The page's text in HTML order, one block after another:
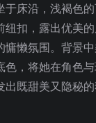
床沿，浅褐色的
扣，露出优美的
慵懒氛围。背景
色，将她在角色
出既甜美又隐秘